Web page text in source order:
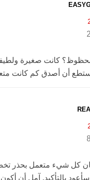
2
كانت صغيرة
أن أصدق كم كانت
8
كل شيء متعمل بحذر
بالتأكيد. آمل أن أكون